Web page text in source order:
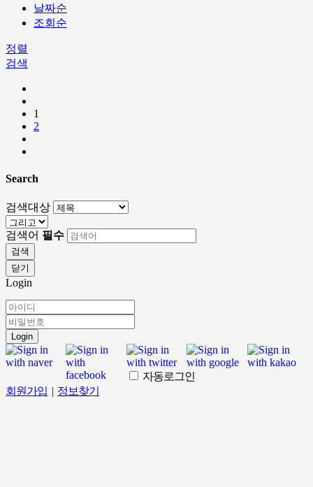
날짜순
조회순
정렬
검색
1
2
Search
검색대상
검색어 필수
검색
닫기
Login
Login
자동로그인
회원가입 | 정보찾기